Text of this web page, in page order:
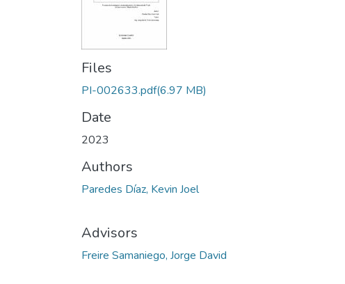
Files
PI-002633.pdf(6.97 MB)
Date
2023
Authors
Paredes Díaz, Kevin Joel
Advisors
Freire Samaniego, Jorge David